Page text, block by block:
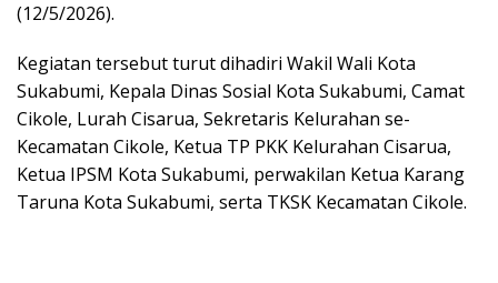
(12/5/2026).
Kegiatan tersebut turut dihadiri Wakil Wali Kota
Sukabumi, Kepala Dinas Sosial Kota Sukabumi, Camat
Cikole, Lurah Cisarua, Sekretaris Kelurahan se-
Kecamatan Cikole, Ketua TP PKK Kelurahan Cisarua,
Ketua IPSM Kota Sukabumi, perwakilan Ketua Karang
Taruna Kota Sukabumi, serta TKSK Kecamatan Cikole.